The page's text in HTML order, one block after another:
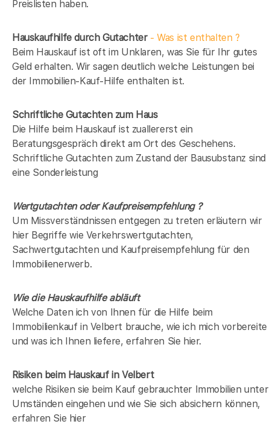
Preislisten haben.
Hauskaufhilfe durch Gutachter- Was ist enthalten ?
Beim Hauskauf ist oft im Unklaren, was Sie für Ihr gutes
Geld erhalten. Wir sagen deutlich welche Leistungen bei
der Immobilien-Kauf-Hilfe enthalten ist.
Schriftliche Gutachten zum Haus
Die Hilfe beim Hauskauf ist zuallererst ein
Beratungsgespräch direkt am Ort des Geschehens.
Schriftliche Gutachten zum Zustand der Bausubstanz sind
eine Sonderleistung
Wertgutachten oder Kaufpreisempfehlung ?
Um Missverständnissen entgegen zu treten erläutern wir
hier Begriffe wie Verkehrswertgutachten,
Sachwertgutachten und Kaufpreisempfehlung für den
Immobilienerwerb.
Wie die Hauskaufhilfe abläuft
Welche Daten ich von Ihnen für die Hilfe beim
Immobilienkauf in Velbert brauche, wie ich mich vorbereite
und was ich Ihnen liefere, erfahren Sie hier.
Risiken beim Hauskaufin Velbert
welche Risiken sie beim Kauf gebrauchter Immobilien unter
Umständen eingehen und wie Sie sich absichern können,
erfahren Sie hier